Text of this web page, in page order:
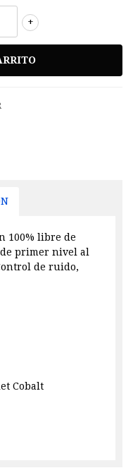
+
100% libre de
primer nivel al
de ruido,
Cobalt